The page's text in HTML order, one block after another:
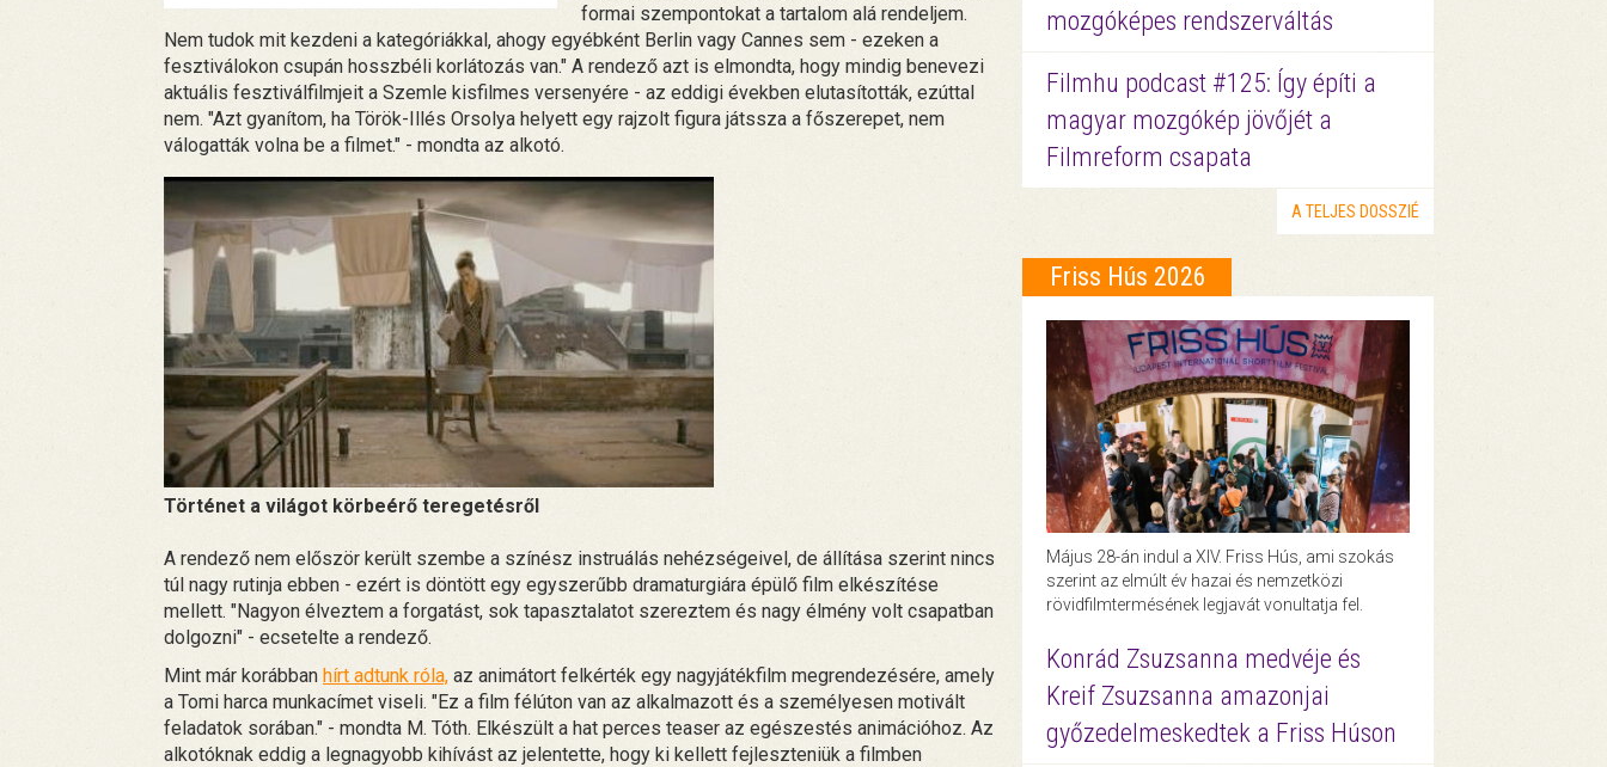
formai szempontokat a tartalom alá rendeljem.
Nem tudok mit kezdeni a kategóriákkal, ahogy egyébként Berlin vagy Cannes sem - ezeken a
fesztiválokon csupán hosszbéli korlátozás van." A rendező azt is elmondta, hogy mindig benevezi
aktuális fesztiválfilmjeit a Szemle kisfilmes versenyére - az eddigi években elutasították, ezúttal
nem. "Azt gyanítom, ha Török-Illés Orsolya helyett egy rajzolt figura játssza a főszerepet, nem
válogatták volna be a filmet." - mondta az alkotó.
Történet a világot körbeérő teregetésről
A rendező nem először került szembe a színész instruálás nehézségeivel, de állítása szerint nincs
túl nagy rutinja ebben - ezért is döntött egy egyszerűbb dramaturgiára épülő film elkészítése
mellett. "Nagyon élveztem a forgatást, sok tapasztalatot szereztem és nagy élmény volt csapatban
dolgozni" - ecsetelte a rendező.
Mint már korábban hírt adtunk róla, az animátort felkérték egy nagyjátékfilm megrendezésére, amely
a Tomi harca munkacímet viseli. "Ez a film félúton van az alkalmazott és a személyesen motivált
feladatok sorában." - mondta M. Tóth. Elkészült a hat perces teaser az egészestés animációhoz. Az
alkotóknak eddig a legnagyobb kihívást az jelentette, hogy ki kellett fejleszteniük a filmben
mozgóképes rendszerváltás
Filmhu podcast #125: Így építi a
magyar mozgókép jövőjét a
Filmreform csapata
A TELJES DOSSZIÉ
Friss Hús 2026
Május 28-án indul a XIV. Friss Hús, ami szokás
szerint az elmúlt év hazai és nemzetközi
rövidfilmtermésének legjavát vonultatja fel.
Konrád Zsuzsanna medvéje és
Kreif Zsuzsanna amazonjai
győzedelmeskedtek a Friss Húson